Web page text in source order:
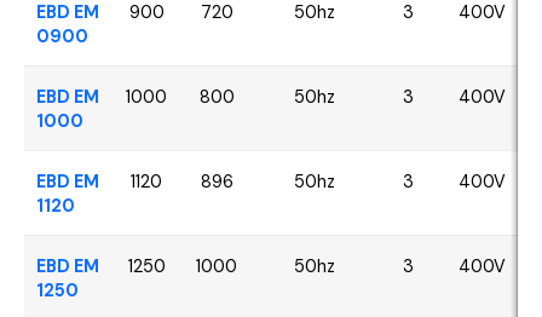
EBD EM
0900
900 720 50hz 3 400V
EBD EM
1000
1000 800 50hz 3 400V
EBD EM
1120
1120 896 50hz 3 400V
EBD EM
1250
1250 1000 50hz 3 400V